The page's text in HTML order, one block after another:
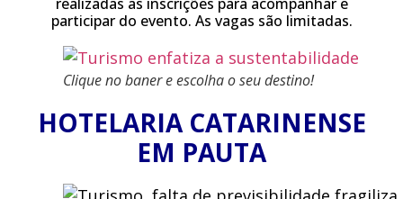
participar do evento. As vagas são limitadas.
Clique no baner e escolha o seu destino!
HOTELARIA CATARINENSE
EM PAUTA